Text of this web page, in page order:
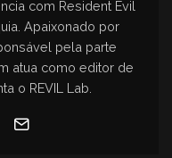
com Resident Evil
Apaixonado por
pela parte
atua como editor de
o REVIL Lab.